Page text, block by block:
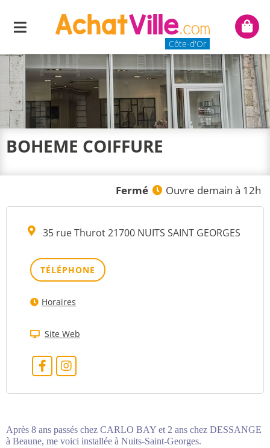
Menu
Côte-d'Or
Mon
BOHEME COIFFURE
Fermé Ouvre demain à 12h
35 rue Thurot 21700 NUITS SAINT GEORGES
TÉLÉPHONE
Horaires
Site Web
Après 8 ans passés chez CARLO BAY et 2 ans chez DESSANGE
à Beaune, me voici installée à Nuits-Saint-Georges.